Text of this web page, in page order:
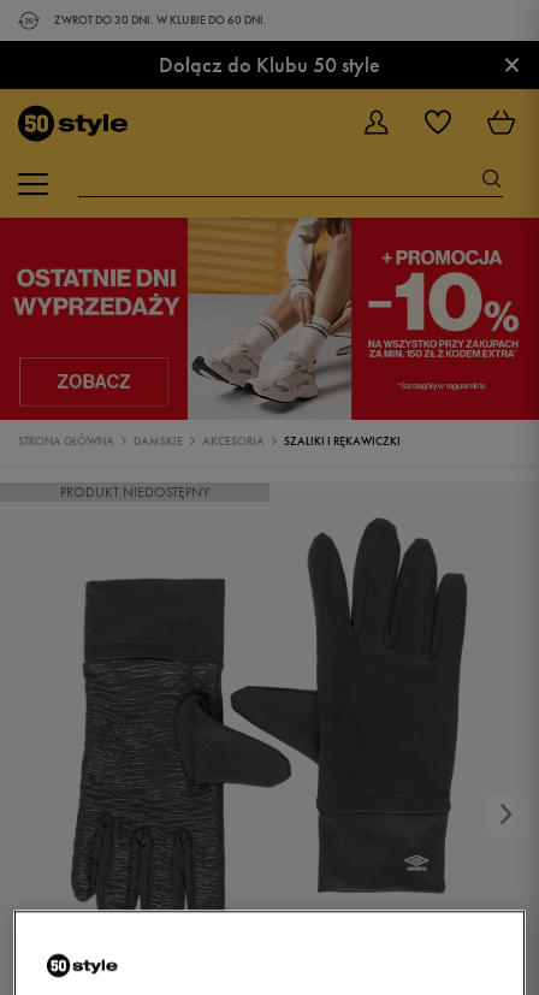
ZWROT DO 30 DNI. W KLUBIE DO 60 DNI.
Dołącz do Klubu 50 style ×
STRONA GŁÓWNA DAMSKIE AKCESORIA SZALIKI I RĘKAWICZKI
PRODUKT NIEDOSTĘPNY